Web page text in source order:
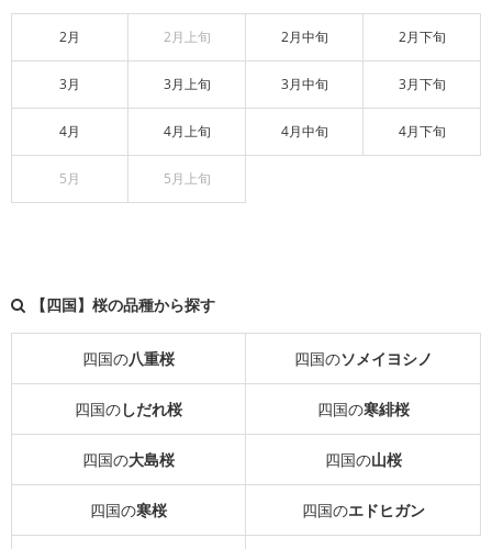
2月 2月上旬 2月中旬 2月下旬
3月 3月上旬 3月中旬 3月下旬
4月 4月上旬 4月中旬 4月下旬
5月 5月上旬
【四国】桜の品種から探す
四国の八重桜 四国のソメイヨシノ
四国のしだれ桜 四国の寒緋桜
四国の大島桜 四国の山桜
四国の寒桜 四国のエドヒガン